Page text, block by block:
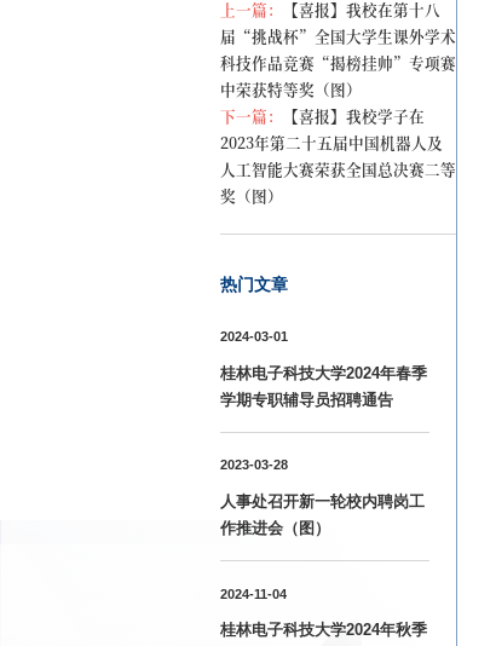
上一篇：
【喜报】我校在第十八
届“挑战杯”全国大学生课外学术
科技作品竞赛“揭榜挂帅”专项赛
中荣获特等奖（图）
下一篇：
【喜报】我校学子在
2023年第二十五届中国机器人及
人工智能大赛荣获全国总决赛二等
奖（图）
热门文章
2024-03-01
桂林电子科技大学2024年春季
学期专职辅导员招聘通告
2023-03-28
人事处召开新一轮校内聘岗工
作推进会（图）
2024-11-04
桂林电子科技大学2024年秋季